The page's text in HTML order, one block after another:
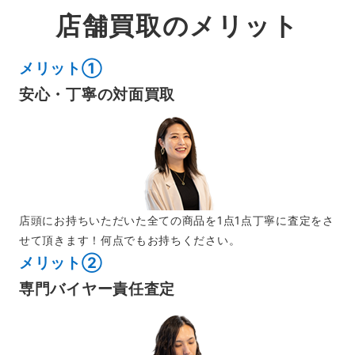
店舗買取のメリット
メリット①
安心・丁寧の対面買取
店頭にお持ちいただいた全ての商品を1点1点丁寧に査定をさ
せて頂きます！何点でもお持ちください。
メリット②
専門バイヤー責任査定